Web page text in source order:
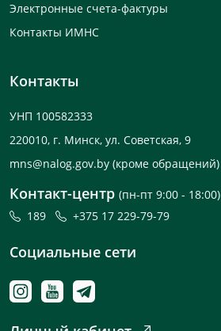
Электронные счета-фактуры
Контакты ИМНС
Контакты
УНП 100582333
220010, г. Минск, ул. Советская, 9
mns@nalog.gov.by (кроме обращений)
Контакт-центр (пн-пт 9:00 - 18:00)
189
+375 17 229-79-79
Социальные сети